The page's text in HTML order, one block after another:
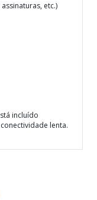
etc.)
incluído
lenta.